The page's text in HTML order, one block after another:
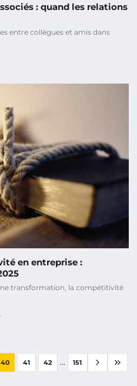
: quand les relations
entre collègues et amis dans
en entreprise :
transformation, la compétitivité
40 41 42 ... 151